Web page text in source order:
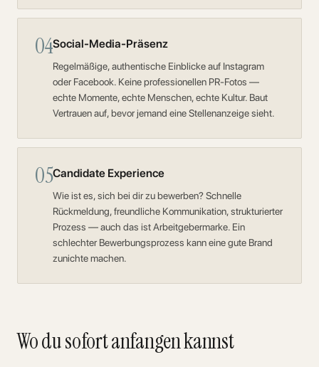
04Social-Media-Präsenz
Regelmäßige, authentische Einblicke auf Instagram
oder Facebook. Keine professionellen PR-Fotos —
echte Momente, echte Menschen, echte Kultur. Baut
Vertrauen auf, bevor jemand eine Stellenanzeige sieht.
05Candidate Experience
Wie ist es, sich bei dir zu bewerben? Schnelle
Rückmeldung, freundliche Kommunikation, strukturierter
Prozess — auch das ist Arbeitgebermarke. Ein
schlechter Bewerbungsprozess kann eine gute Brand
zunichte machen.
Wo du sofort anfangen kannst